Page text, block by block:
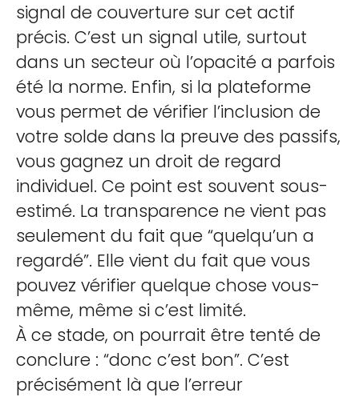
signal de couverture sur cet actif
précis. C’est un signal utile, surtout
dans un secteur où l’opacité a parfois
été la norme. Enfin, si la plateforme
vous permet de vérifier l’inclusion de
votre solde dans la preuve des passifs,
vous gagnez un droit de regard
individuel. Ce point est souvent sous-
estimé. La transparence ne vient pas
seulement du fait que “quelqu’un a
regardé”. Elle vient du fait que vous
pouvez vérifier quelque chose vous-
même, même si c’est limité.
À ce stade, on pourrait être tenté de
conclure : “donc c’est bon”. C’est
précisément là que l’erreur